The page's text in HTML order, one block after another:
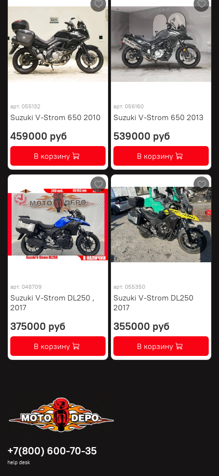
арт. 055132
Suzuki V-Strom 650 2010
459000 руб
В корзину
арт. 056160
Suzuki V-Strom 650 2013
539000 руб
В корзину
арт. 048709
Suzuki V-Strom DL250 ,
2017
375000 руб
В корзину
арт. 055350
Suzuki V-Strom DL250
2017
355000 руб
В корзину
+7(800) 600-70-35
help desk